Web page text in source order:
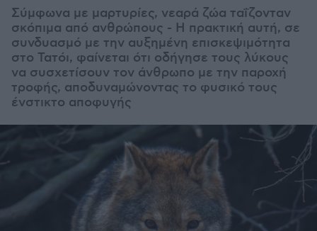
Σύμφωνα με μαρτυρίες, νεαρά ζώα ταΐζονταν
σκόπιμα από ανθρώπους - Η πρακτική αυτή, σε
συνδυασμό με την αυξημένη επισκεψιμότητα
στο Τατόι, φαίνεται ότι οδήγησε τους λύκους
να συσχετίσουν τον άνθρωπο με την παροχή
τροφής, αποδυναμώνοντας το φυσικό τους
ένστικτο αποφυγής